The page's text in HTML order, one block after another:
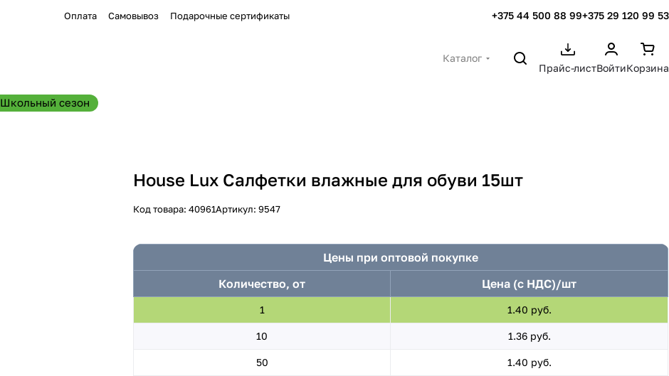
Оплата Самовывоз Подарочные сертификаты +375 44 500 88 99+375 29 120 99 53
Каталог
Прайс-листВойтиКорзина
Школьный сезон
House Lux Салфетки влажные для обуви 15шт
Код товара:40961Артикул:9547
Цены при оптовой покупке
Количество, от
Цена (с НДС)/шт
1 1.40 руб.
10 1.36 руб.
50 1.40 руб.